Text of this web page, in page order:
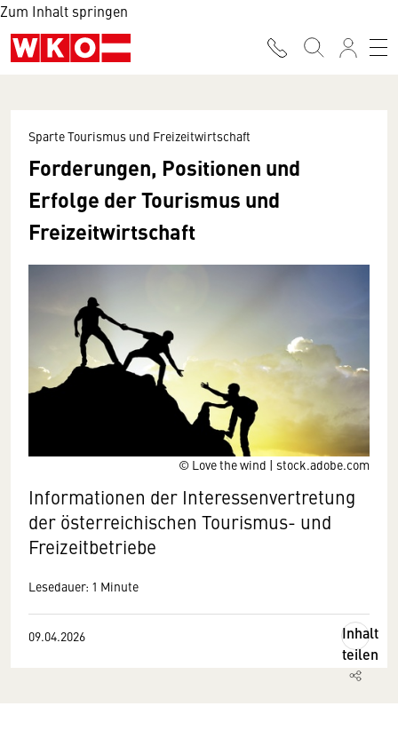
Zum Inhalt springen
© Love the wind | stock.adobe.com
Sparte Tourismus und Freizeitwirtschaft
Forderungen, Positionen und
Erfolge der Tourismus und
Freizeitwirtschaft
Informationen der Interessenvertretung
der österreichischen Tourismus- und
Freizeitbetriebe
Lesedauer: 1 Minute
09.04.2026
Inhalt
teilen